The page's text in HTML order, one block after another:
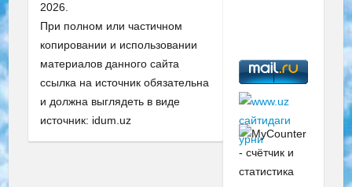
2026.
При полном или частичном
копировании и использовании
материалов данного сайта
ссылка на источник обязательна
и должна выглядеть в виде
источник: idum.uz